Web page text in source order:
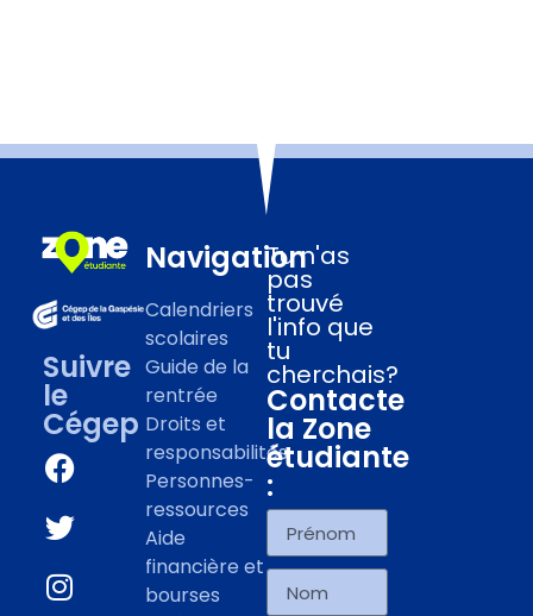
Suivre
le
Cégep
Navigation
Calendriers
scolaires
Guide de la
rentrée
Droits et
responsabilités
Personnes-
ressources
Aide
financière et
bourses
Tu n'as
pas
trouvé
l'info que
tu
cherchais?
Contacte
la Zone
étudiante
: